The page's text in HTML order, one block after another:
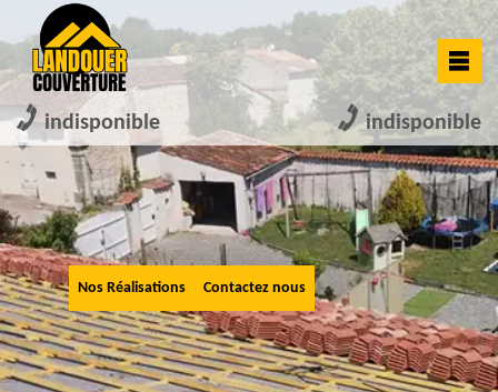
indisponible indisponible
Nos Réalisations Contactez nous